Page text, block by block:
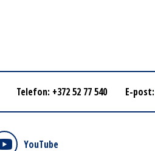
Telefon: +372 52 77 540 E-post:
YouTube